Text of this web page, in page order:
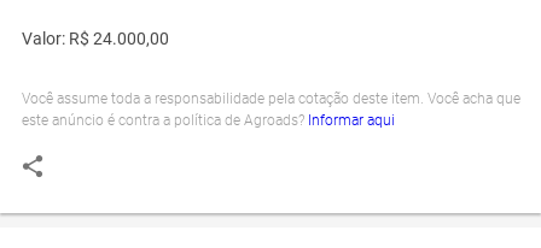
Valor: R$ 24.000,00
Você assume toda a responsabilidade pela cotação deste item. Você acha que
este anúncio é contra a política de Agroads? Informar aqui